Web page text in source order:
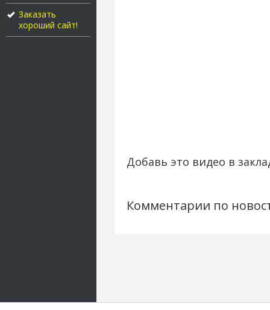
Заказать
хороший сайт!
Добавь это видео в
Комментарии по